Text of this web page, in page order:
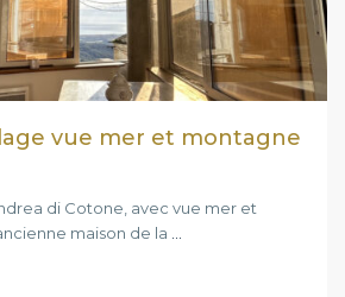
vue mer et montagne
di Cotone, avec vue mer et
maison de la